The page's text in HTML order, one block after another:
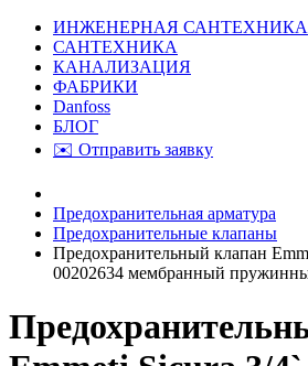
ИНЖЕНЕРНАЯ САНТЕХНИКА
САНТЕХНИКА
КАНАЛИЗАЦИЯ
ФАБРИКИ
Danfoss
БЛОГ
✉️ Отправить заявку
Предохранительная арматура
Предохранительные клапаны
Предохранительный клапан
00202634 мембранный